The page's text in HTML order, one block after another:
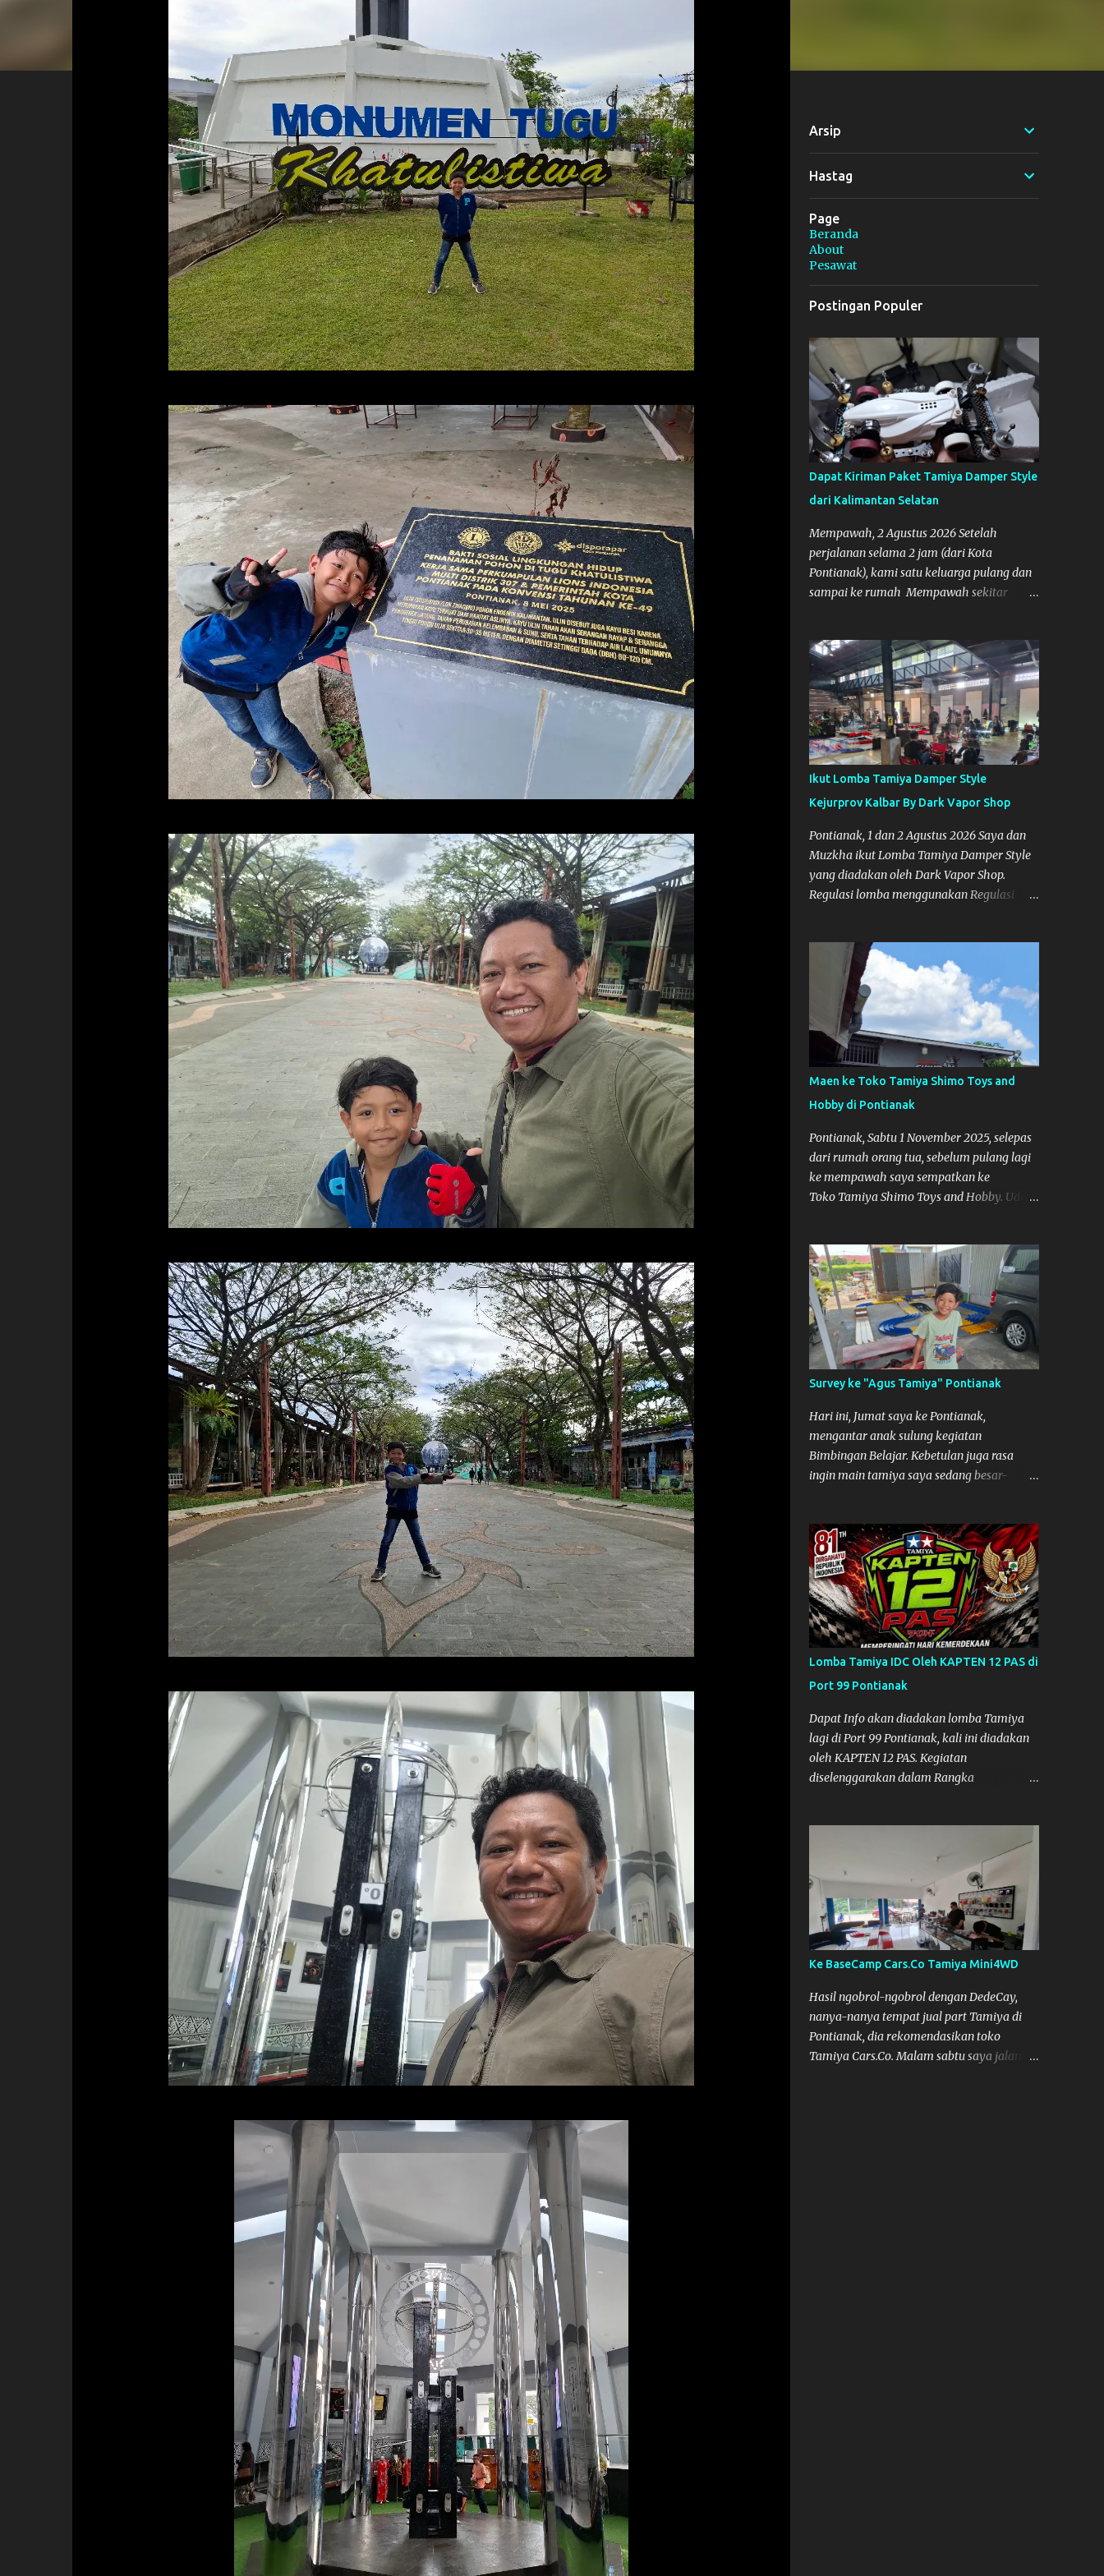
Arsip
Hastag
Page
Beranda
About
Pesawat
Postingan Populer
Dapat Kiriman Paket Tamiya Damper Style
dari Kalimantan Selatan
Mempawah, 2 Agustus 2026 Setelah
perjalanan selama 2 jam (dari Kota
Pontianak), kami satu keluarga pulang dan
sampai ke rumah Mempawah sekitar
Kalimantan Selatan. Tamiya IDC
Ikut Lomba Tamiya Damper Style
Kejurprov Kalbar By Dark Vapor Shop
Pontianak, 1 dan 2 Agustus 2026 Saya dan
Muzkha ikut Lomba Tamiya Damper Style
yang diadakan oleh Dark Vapor Shop.
Regulasi lomba menggunakan Regulasi
Nggak ada planning khusus sebenarnya
untuk ikut event ini, karena waktunya cukup
mepet dengan event sebelumnya karena
Saya belum banyak persiapan menyiapkan
mobil dan alat-alat. Selain itu juga ada janji
mau main ke Agus Tamiya dulu sebenarnya,
tapi karena mepet waktu, jadi lebih banyak
main disini. Oiya, untuk lomba ini lokasinya
adalah di Port 99 Kota Pontianak. Pamflet
Lomba Tamiya Oiya sebagai Informasi,
Saya dan Muzkha baru pertama kali main
disini. ya hitungannya saya sebagai new
comer lah :) Coach Dilla lagi setting
Maen ke Toko Tamiya Shimo Toys and
Hobby di Pontianak
Pontianak, Sabtu 1 November 2025, selepas
dari rumah orang tua, sebelum pulang lagi
ke mempawah saya sempatkan ke
Toko Tamiya Shimo Toys and Hobby. Udah
pengen tahu tempatnya. Datang dari
Mempawah kesini jam 12 lewat kalau ndak
salah., tokonya belum buka. kata ibu2
pemilik, bukanya di jam 1. Saya pulang dulu
ke rumah ortu di Sepakat, untuk istirahat.
So malamnya sebelum pulang ke
Mempawah saya sempatkan lagi kesini.
Saya belanja beberapa part disini. Untuk
Lokasi Tempat:
Survey ke "Agus Tamiya" Pontianak
Hari ini, Jumat saya ke Pontianak,
mengantar anak sulung kegiatan
Bimbingan Belajar. Kebetulan juga rasa
ingin main tamiya saya sedang besar-
Daripada bengong dan sambil nunggu anak
pulang, saya pikir enak kali ya main
Tamiya di Pontianak. Muzkha di Lokasi
Agus Tamiya
Lomba Tamiya IDC Oleh KAPTEN 12 PAS di
Port 99 Pontianak
Dapat Info akan diadakan lomba Tamiya
lagi di Port 99 Pontianak, kali ini diadakan
oleh KAPTEN 12 PAS. Kegiatan
diselenggarakan dalam Rangka
Semoga Muzkha dan Saya dapat
menghadiri Kegiatan tersebut. Amiin.
Ke BaseCamp Cars.Co Tamiya Mini4WD
Hasil ngobrol-ngobrol dengan DedeCay,
nanya-nanya tempat jual part Tamiya di
Pontianak, dia rekomendasikan toko
Tamiya Cars.Co. Malam sabtu saya jalan